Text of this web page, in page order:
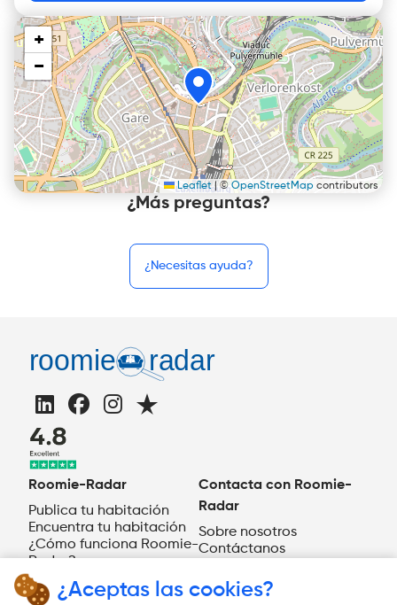
¿Aceptas las cookies?
+
−
Leaflet |©OpenStreetMap contributors
¿Más preguntas?
¿Necesitas ayuda?
Roomie-Radar
Publica tu habitación
Encuentra tu habitación
¿Cómo funciona Roomie-
Radar?
Contacta con Roomie-
Radar
Sobre nosotros
Contáctanos